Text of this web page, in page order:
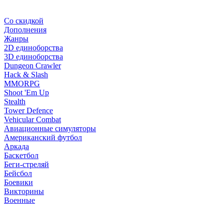
Со скидкой
Дополнения
Жанры
2D единоборства
3D единоборства
Dungeon Crawler
Hack & Slash
MMORPG
Shoot 'Em Up
Stealth
Tower Defence
Vehicular Combat
Авиационные симуляторы
Американский футбол
Аркада
Баскетбол
Беги-стреляй
Бейсбол
Боевики
Викторины
Военные